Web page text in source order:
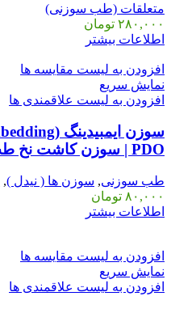
متعلقات (طب سوزنی)
۲۸۰,۰۰۰ تومان
اطلاعات بیشتر
افزودن به لیست مقایسه ها
نمایش سریع
افزودن به لیست علاقمندی ها
PDO | سوزن کاشت نخ طب سوزنی استریل
طب سوزنی, سوزن ها ( نیدل ),
۸۰,۰۰۰ تومان
اطلاعات بیشتر
افزودن به لیست مقایسه ها
نمایش سریع
افزودن به لیست علاقمندی ها